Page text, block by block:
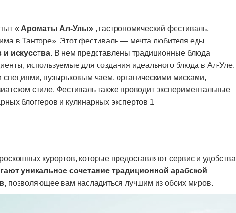
« Ароматы Ал-Улы» , гастрономический фестиваль,
в Танторе». Этот фестиваль — мечта любителя еды,
искусства. В нем представлены традиционные блюда
используемые для создания идеального блюда в Ал-Уле.
пузырьковым чаем, органическими мисками,
стиле. Фестиваль также проводит экспериментальные
блоггеров и кулинарных экспертов ​ 1 ​.
курортов, которые предоставляют сервис и удобства
уникальное сочетание традиционной арабской
позволяющее вам насладиться лучшим из обоих миров.